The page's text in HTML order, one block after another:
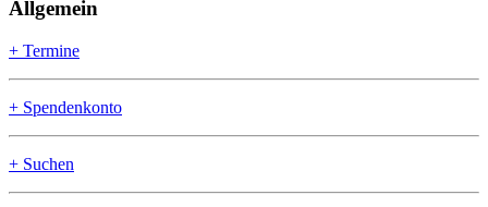
Allgemein
+ Termine
+ Spendenkonto
+ Suchen